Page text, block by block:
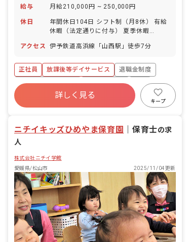
給与 月給210,000円 ~ 250,000円
休日
年間休日104日 シフト制（月8休） 有給
休暇（法定通りに付与） 夏季休暇
（12/30～1/3の5日間） 産休・育休制
90％！）
アクセス 伊予鉄道高浜線「山西駅」徒歩7分
正社員 放課後等デイサービス
退職金制度
ボーナス・賞与あり
社会保険完備
有給
産休育休制度
詳しく見る
キープ
ニチイキッズひめやま保育園 保育士の求
人
株式会社ニチイ学館
愛媛県/松山市
2025/11/04更新